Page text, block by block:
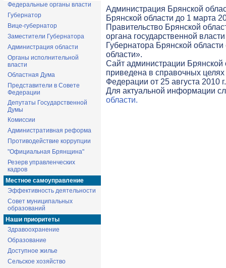
Федеральные органы власти
Губернатор
Вице-губернатор
Заместители Губернатора
Администрация области
Органы исполнительной
власти
Областная Дума
Представители в Совете
Федерации
Депутаты Государственной
Думы
Комиссии
Административная реформа
Противодействие коррупции
"Официальная Брянщина"
Резерв управленческих
кадров
Местное самоуправление
Эффективность деятельности
Совет муниципальных
образований
Наши приоритеты
Здравоохранение
Образование
Доступное жилье
Сельское хозяйство
Администрация Брянской
Брянской области до 1 марта
Правительство Брянской
органа государственной
Губернатора Брянской
области».
Cайт администрации
приведена в справочных целях
Федерации от 25 августа 2010
Для актуальной информации
области.